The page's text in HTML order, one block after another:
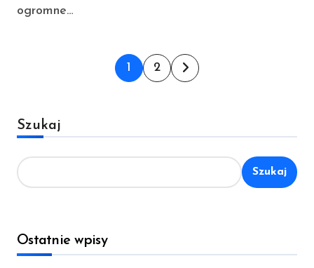
ogromne…
Stronicowanie
1 2
Szukaj
Szukaj
Ostatnie wpisy